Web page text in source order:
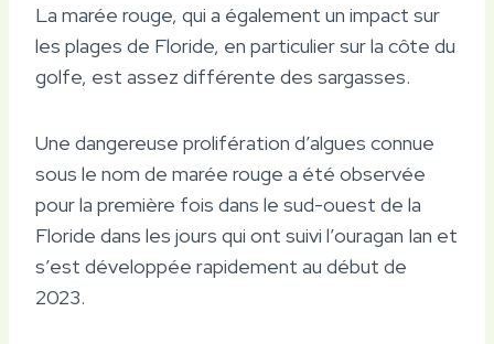
La marée rouge, qui a également un impact sur
les plages de Floride, en particulier sur la côte du
golfe, est assez différente des sargasses.
Une dangereuse prolifération d’algues connue
sous le nom de marée rouge a été observée
pour la première fois dans le sud-ouest de la
Floride dans les jours qui ont suivi l’ouragan Ian et
s’est développée rapidement au début de
2023.